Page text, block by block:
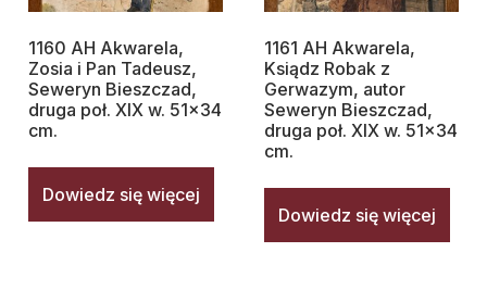
1160 AH Akwarela,
Zosia i Pan Tadeusz,
Seweryn Bieszczad,
druga poł. XIX w. 51×34
cm.
Dowiedz się więcej
1161 AH Akwarela,
Ksiądz Robak z
Gerwazym, autor
Seweryn Bieszczad,
druga poł. XIX w. 51×34
cm.
Dowiedz się więcej